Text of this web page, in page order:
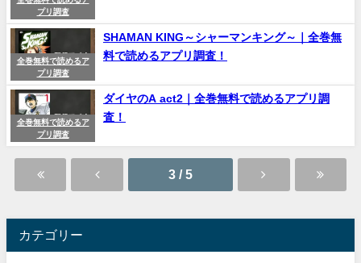
プリ調査
全巻無料で読めるア
プリ調査
SHAMAN KING～シャーマンキング～｜全巻無
料で読めるアプリ調査！
全巻無料で読めるア
プリ調査
ダイヤのA act2｜全巻無料で読めるアプリ調
査！
3 / 5
カテゴリー